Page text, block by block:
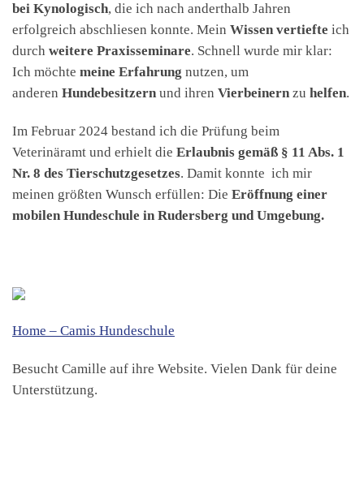
bei Kynologisch, die ich nach anderthalb Jahren
erfolgreich abschliesen konnte. Mein Wissen vertiefte ich
durch weitere Praxisseminare. Schnell wurde mir klar:
Ich möchte meine Erfahrung nutzen, um
anderen Hundebesitzern und ihren Vierbeinern zu helfen.
Im Februar 2024 bestand ich die Prüfung beim
Veterinäramt und erhielt die Erlaubnis gemäß § 11 Abs. 1
Nr. 8 des Tierschutzgesetzes. Damit konnte ich mir
meinen größten Wunsch erfüllen: Die Eröffnung einer
mobilen Hundeschule in Rudersberg und Umgebung.
Home – Camis Hundeschule
Besucht Camille auf ihre Website. Vielen Dank für deine
Unterstützung.